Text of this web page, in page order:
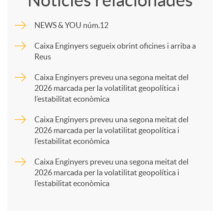
p
a
NEWS & YOU núm.12
Caixa Enginyers segueix obrint oficines i arriba a
Reus
Caixa Enginyers preveu una segona meitat del
2026 marcada per la volatilitat geopolítica i
l’estabilitat econòmica
Caixa Enginyers preveu una segona meitat del
2026 marcada per la volatilitat geopolítica i
l’estabilitat econòmica
Caixa Enginyers preveu una segona meitat del
2026 marcada per la volatilitat geopolítica i
l’estabilitat econòmica